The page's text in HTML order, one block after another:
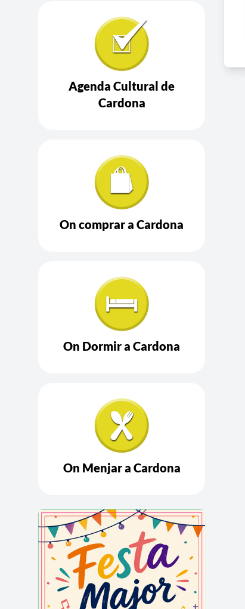
Agenda Cultural de
Cardona
On comprar a Cardona
On Dormir a Cardona
On Menjar a Cardona